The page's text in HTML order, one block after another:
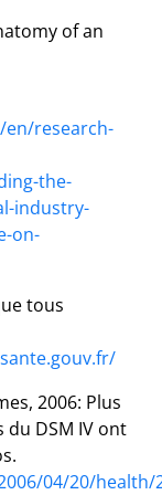
of an
research-
the-
industry-
on-
tous
2006: Plus
DSM IV ont
04/20/health/